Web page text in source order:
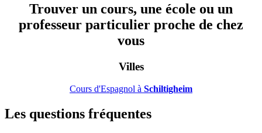
Trouver un cours, une école ou un
professeur particulier proche de chez
vous
Villes
Cours d'Espagnol à Schiltigheim
Les questions fréquentes